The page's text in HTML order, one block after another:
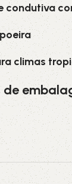
condutiva
climas